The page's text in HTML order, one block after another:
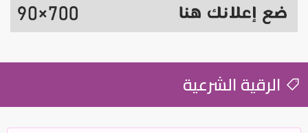
الرقية الشرعية